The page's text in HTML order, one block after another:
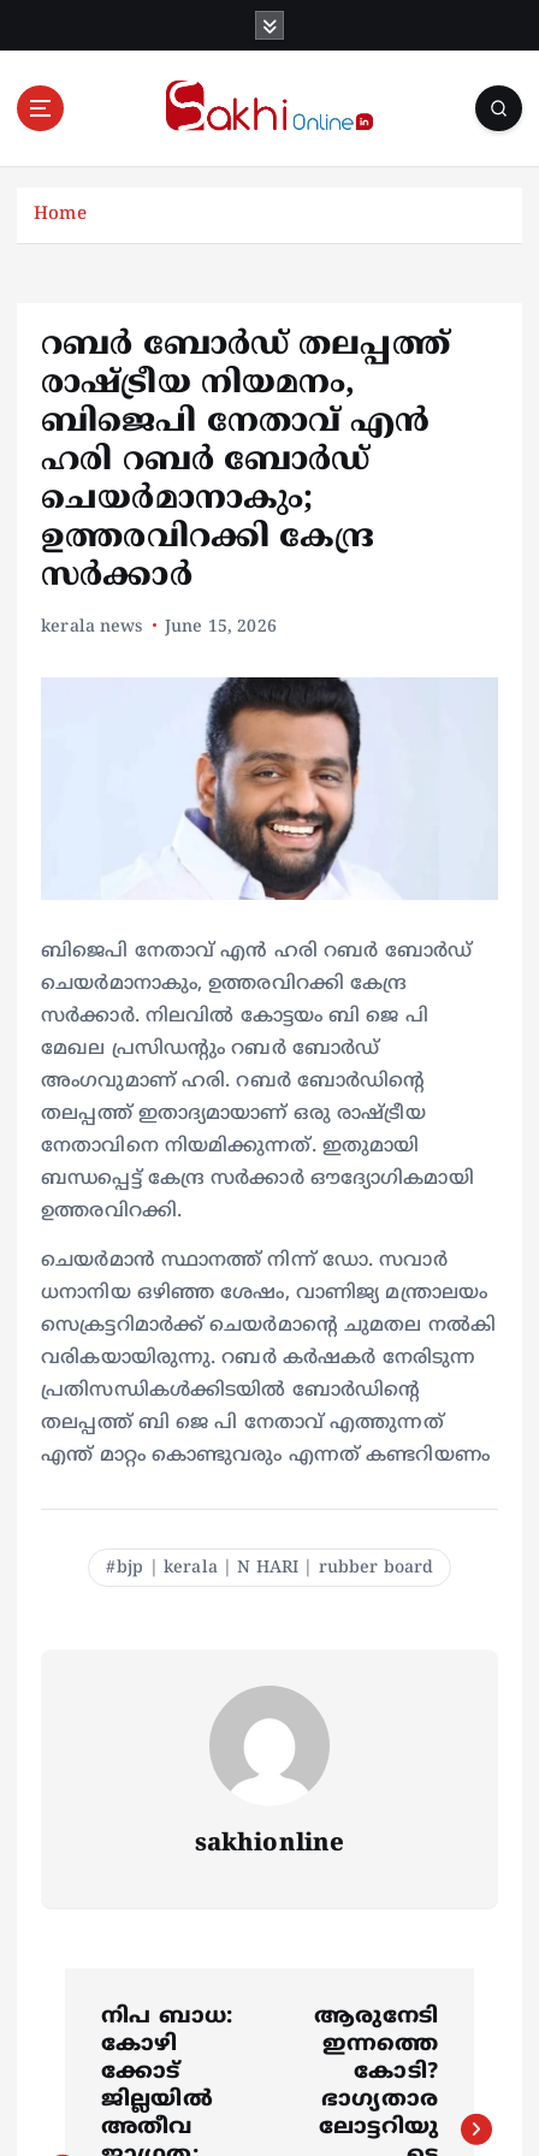
Online News Portal
Home
റബ‍ർ ബോർഡ് തലപ്പത്ത്
രാഷ്ട്രീയ നിയമനം,
ബിജെപി നേതാവ് എൻ
ഹരി റബർ ബോർഡ്
ചെയർമാനാകും;
ഉത്തരവിറക്കി കേന്ദ്ര
സർക്കാർ
kerala news June 15, 2026
ബിജെപി നേതാവ് എൻ ഹരി റബർ ബോർഡ്
ചെയർമാനാകും, ഉത്തരവിറക്കി കേന്ദ്ര
സർക്കാർ. നിലവിൽ കോട്ടയം ബി ജെ പി
മേഖല പ്രസിഡന്റും റബർ ബോർഡ്
അംഗവുമാണ് ഹരി. റബർ ബോർഡിന്റെ
തലപ്പത്ത് ഇതാദ്യമായാണ് ഒരു രാഷ്ട്രീയ
നേതാവിനെ നിയമിക്കുന്നത്. ഇതുമായി
ബന്ധപ്പെട്ട് കേന്ദ്ര സർക്കാർ ഔദ്യോഗികമായി
ഉത്തരവിറക്കി.
ചെയർമാൻ സ്ഥാനത്ത് നിന്ന് ഡോ. സവാർ
ധനാനിയ ഒഴിഞ്ഞ ശേഷം, വാണിജ്യ മന്ത്രാലയം
സെക്രട്ടറിമാർക്ക് ചെയർമാന്റെ ചുമതല നൽകി
വരികയായിരുന്നു. റബർ കർഷകർ നേരിടുന്ന
പ്രതിസന്ധികൾക്കിടയിൽ ബോർഡിന്‍റെ
തലപ്പത്ത് ബി ജെ പി നേതാവ് എത്തുന്നത്
എന്ത് മാറ്റം കൊണ്ടുവരും എന്നത് കണ്ടറിയണം
bjp | kerala | N HARI | rubber board
sakhionline
നിപ ബാധ:
കോഴി
ക്കോട്
ജില്ലയിൽ
അതീവ
ആരുനേടി
ഇന്നത്തെ
കോടി?
ഭാഗ്യതാര
ലോട്ടറിയു